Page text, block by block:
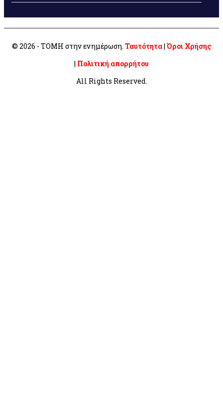
© 2026 - ΤΟΜΗ στην ενημέρωση. Ταυτότητα| Όροι Χρήσης
| Πολιτική απορρήτου
All Rights Reserved.